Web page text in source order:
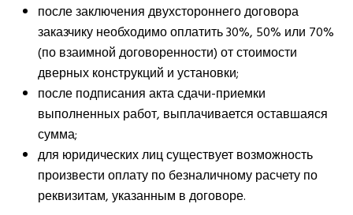
после заключения двухстороннего договора
заказчику необходимо оплатить 30%, 50% или 70%
(по взаимной договоренности) от стоимости
дверных конструкций и установки;
после подписания акта сдачи-приемки
выполненных работ, выплачивается оставшаяся
сумма;
для юридических лиц существует возможность
произвести оплату по безналичному расчету по
реквизитам, указанным в договоре.